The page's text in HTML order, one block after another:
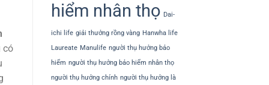
có
hiểm nhân thọ Dai-
ichi life giải thưởng rồng vàng Hanwha life
Laureate Manulife người thụ hưởng bảo
hiểm người thụ hưởng bảo hiểm nhân thọ
người thụ hưởng chính người thụ hưởng là